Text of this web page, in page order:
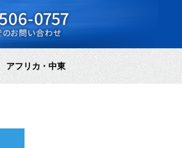
アフリカ・中東